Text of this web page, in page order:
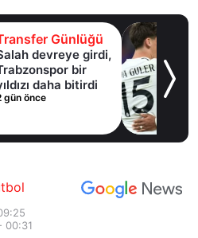
Günlüğü
devreye girdi,
bir
daha bitirdi
gün önce
00:31